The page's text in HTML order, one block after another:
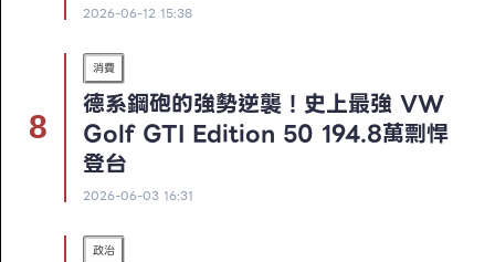
2026-06-12 15:38
消費
德系鋼砲的強勢逆襲！史上最強 VW
Golf GTI Edition 50 194.8萬剽悍
登台
2026-06-03 16:31
政治